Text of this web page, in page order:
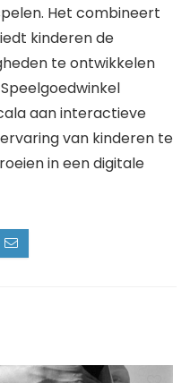
Het combineert
kinderen de
te ontwikkelen
aan interactieve
van kinderen te
in een digitale